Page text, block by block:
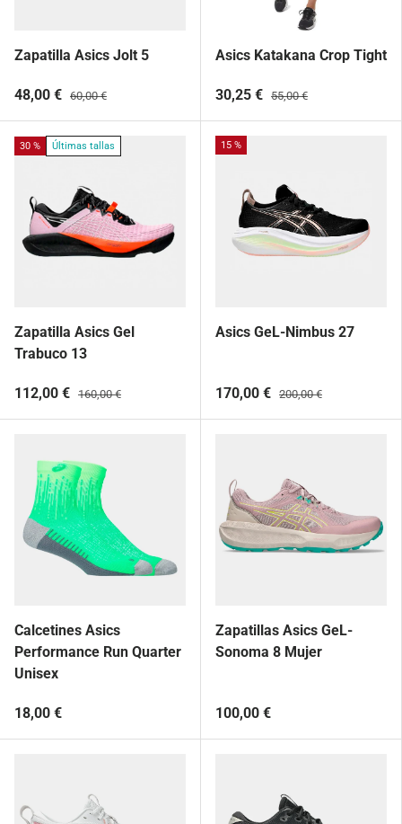
Zapatilla Asics Jolt 5
48,00 € 60,00 €
Asics Katakana Crop Tight
30,25 € 55,00 €
30 % Últimas tallas
Zapatilla Asics Gel
Trabuco 13
112,00 € 160,00 €
15 %
Asics GeL-Nimbus 27
170,00 € 200,00 €
Calcetines Asics
Performance Run Quarter
Unisex
18,00 €
Zapatillas Asics GeL-
Sonoma 8 Mujer
100,00 €